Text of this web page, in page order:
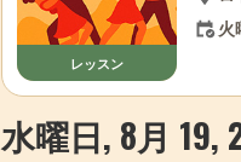
レッスン
火
水曜日, 8月 19,